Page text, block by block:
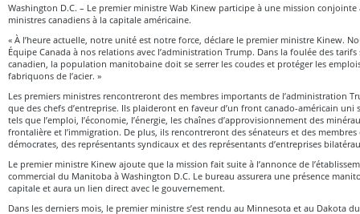
Washington D.C. – Le premier ministre Wab Kinew participe à une mission conjointe
ministres canadiens à la capitale américaine.
« À l’heure actuelle, notre unité est notre force, déclare le premier ministre Kinew.
Équipe Canada à nos relations avec l’administration Trump. Dans la foulée des tarifs
canadien, la population manitobaine doit se serrer les coudes et protéger les
fabriquons de l’acier. »
Les premiers ministres rencontreront des membres importants de l’administration
que des chefs d’entreprise. Ils plaideront en faveur d’un front canado-américain uni
tels que l’emploi, l’économie, l’énergie, les chaînes d’approvisionnement des
frontalière et l’immigration. De plus, ils rencontreront des sénateurs et des
démocrates, des représentants syndicaux et des représentants d’entreprises
Le premier ministre Kinew ajoute que la mission fait suite à l’annonce de
commercial du Manitoba à Washington D.C. Le bureau assurera une présence
capitale et aura un lien direct avec le gouvernement.
Dans les derniers mois, le premier ministre s’est rendu au Minnesota et au Dakota